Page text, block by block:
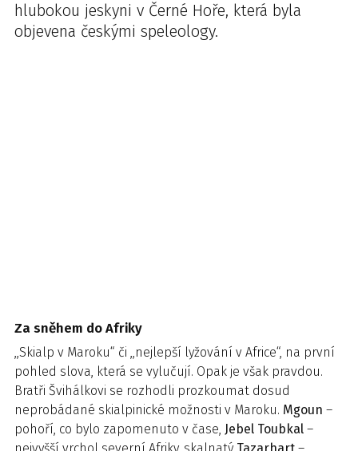
hlubokou jeskyni v Černé Hoře, která byla
objevena českými speleology.
Za sněhem do Afriky
,,Skialp v Maroku“ či ,,nejlepší lyžování v Africe“, na první
pohled slova, která se vylučují. Opak je však pravdou.
Bratři Švihálkovi se rozhodli prozkoumat dosud
neprobádané skialpinické možnosti v Maroku. Mgoun –
pohoří, co bylo zapomenuto v čase, Jebel Toubkal –